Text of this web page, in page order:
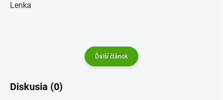
Lenka
Ďalší článok
Diskusia (0)